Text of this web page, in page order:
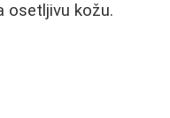
osetljivu kožu.